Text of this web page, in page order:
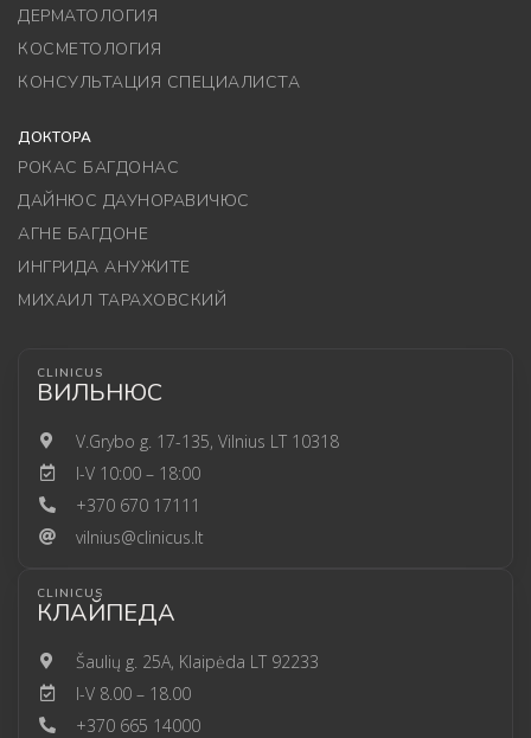
ДЕРМАТОЛОГИЯ
КОСМЕТОЛОГИЯ
КОНСУЛЬТАЦИЯ СПЕЦИАЛИСТА
ДОКТОРА
РОКАС БАГДОНАС
ДАЙНЮС ДАУНОРАВИЧЮС
АГНЕ БАГДОНЕ
ИНГРИДА АНУЖИТЕ
МИХАИЛ ТАРАХОВСКИЙ
CLINICUS
ВИЛЬНЮС
V.Grybo g. 17-135, Vilnius LT 10318
I-V 10:00 – 18:00
+370 670 17111
vilnius@clinicus.lt
CLINICUS
КЛАЙПЕДА
Šaulių g. 25A, Klaipėda LT 92233
I-V 8.00 – 18.00
+370 665 14000